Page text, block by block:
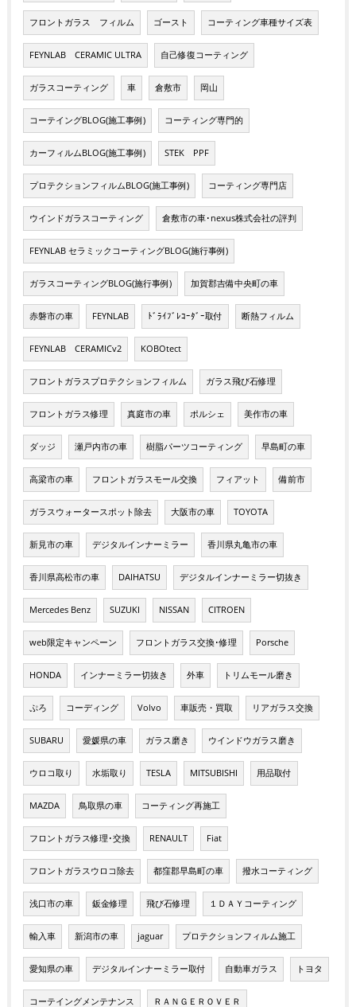
フロントガラス フィルム ゴースト コーティング車種サイズ表
FEYNLAB CERAMIC ULTRA 自己修復コーティング
ガラスコーティング 車 倉敷市 岡山
コーテイングBLOG(施工事例) コーティング専門的
カーフィルムBLOG(施工事例) STEK PPF
プロテクションフィルムBLOG(施工事例) コーティング専門店
ウインドガラスコーティング 倉敷市の車･nexus株式会社の評判
FEYNLAB セラミックコーティングBLOG(施行事例)
ガラスコーティングBLOG(施行事例) 加賀郡吉備中央町の車
赤磐市の車 FEYNLAB ﾄﾞﾗｲﾌﾞﾚｺｰﾀﾞｰ取付 断熱フィルム
FEYNLAB CERAMICv2 KOBOtect
フロントガラスプロテクションフィルム ガラス飛び石修理
フロントガラス修理 真庭市の車 ポルシェ 美作市の車
ダッジ 瀬戸内市の車 樹脂パーツコーティング 早島町の車
高梁市の車 フロントガラスモール交換 フィアット 備前市
ガラスウォータースポット除去 大阪市の車 TOYOTA
新見市の車 デジタルインナーミラー 香川県丸亀市の車
香川県高松市の車 DAIHATSU デジタルインナーミラー切抜き
Mercedes Benz SUZUKI NISSAN CITROEN
web限定キャンペーン フロントガラス交換･修理 Porsche
HONDA インナーミラー切抜き 外車 トリムモール磨き
ぷろ コーディング Volvo 車販売・買取 リアガラス交換
SUBARU 愛媛県の車 ガラス磨き ウインドウガラス磨き
ウロコ取り 水垢取り TESLA MITSUBISHI 用品取付
MAZDA 鳥取県の車 コーティング再施工
フロントガラス修理･交換 RENAULT Fiat
フロントガラスウロコ除去 都窪郡早島町の車 撥水コーティング
浅口市の車 鈑金修理 飛び石修理 １ＤＡＹコーティング
輸入車 新潟市の車 jaguar プロテクションフィルム施工
愛知県の車 デジタルインナーミラー取付 自動車ガラス トヨタ
コーテイングメンテナンス ＲＡＮＧＥＲＯＶＥＲ